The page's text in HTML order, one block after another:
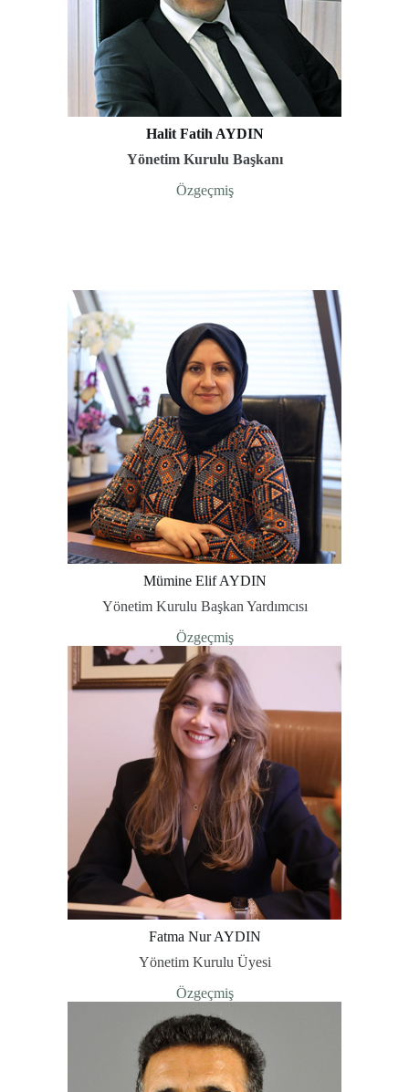
Halit Fatih AYDIN
Yönetim Kurulu Başkanı
Özgeçmiş
Mümine Elif AYDIN
Yönetim Kurulu Başkan Yardımcısı
Özgeçmiş
Fatma Nur AYDIN
Yönetim Kurulu Üyesi
Özgeçmiş